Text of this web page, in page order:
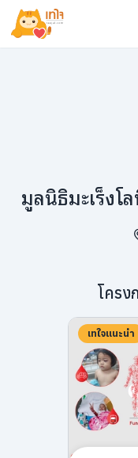
รู้จักเทใจ
FAQ ผู้บริจาค
COCON (ห้อง
098-615-5885
info@taejai.com
นโยบายความเป็นส่วนตัว
น
มูลนิธิมะเร็งโ
โครง
เทใจแนะนำ